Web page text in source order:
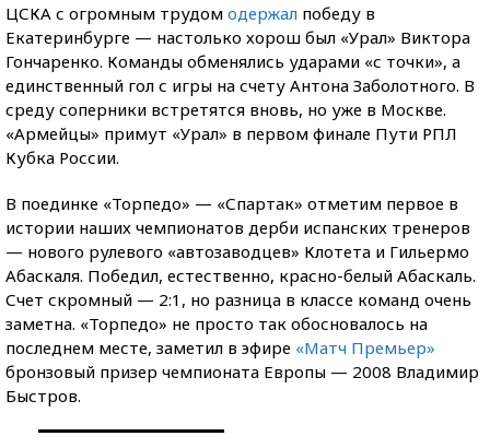
ЦСКА с огромным трудом одержал победу в
Екатеринбурге — настолько хорош был «Урал» Виктора
Гончаренко. Команды обменялись ударами «с точки», а
единственный гол с игры на счету Антона Заболотного. В
среду соперники встретятся вновь, но уже в Москве.
«Армейцы» примут «Урал» в первом финале Пути РПЛ
Кубка России.
В поединке «Торпедо» — «Спартак» отметим первое в
истории наших чемпионатов дерби испанских тренеров
— нового рулевого «автозаводцев» Клотета и Гильермо
Абаскаля. Победил, естественно, красно-белый Абаскаль.
Счет скромный — 2:1, но разница в классе команд очень
заметна. «Торпедо» не просто так обосновалось на
последнем месте, заметил в эфире «Матч Премьер»
бронзовый призер чемпионата Европы — 2008 Владимир
Быстров.